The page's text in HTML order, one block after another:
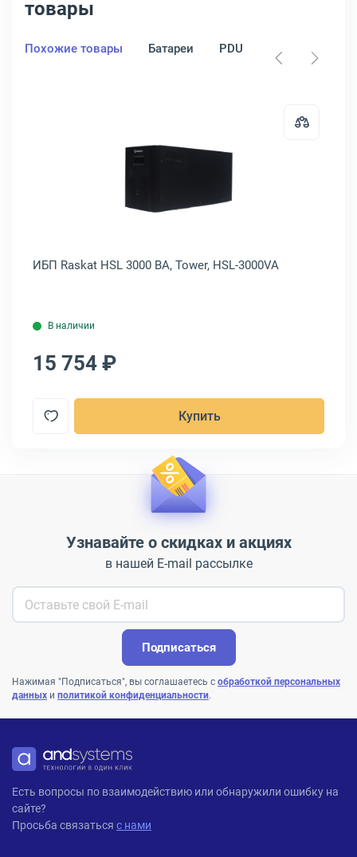
товары
Похожие товары Батареи PDU
ИБП Raskat HSL 3000 ВА, Tower, HSL-3000VA
В наличии
15 754 ₽
Купить
Узнавайте о скидках и акциях
в нашей E-mail рассылке
Подписаться
Нажимая "Подписаться", вы соглашаетесь с обработкой персональных
данных и политикой конфиденциальности.
ANDPRO
Есть вопросы по взаимодействию или обнаружили ошибку на
сайте?
Просьба связаться с нами